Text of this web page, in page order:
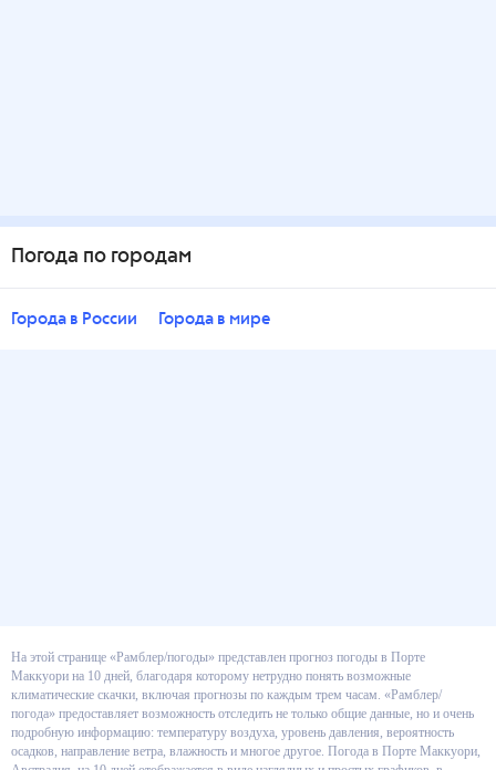
Погода по городам
Города в России Города в мире
На этой странице «Рамблер/погоды» представлен прогноз погоды в
Порте Маккуори на 10 дней, благодаря которому нетрудно понять
возможные климатические скачки, включая прогнозы по каждым трем
часам. «Рамблер/погода» предоставляет возможность отследить не
только общие данные, но и очень подробную информацию: температуру
воздуха, уровень давления, вероятность осадков, направление ветра,